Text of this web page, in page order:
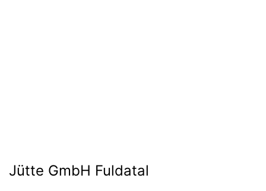
Jütte GmbH Fuldatal